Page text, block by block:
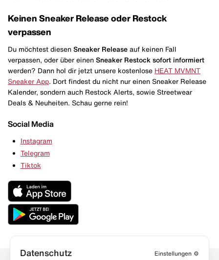
Keinen Sneaker Release oder Restock
verpassen
Du möchtest diesen Sneaker Release auf keinen Fall
verpassen, oder über einen Sneaker Restock sofort informiert
werden? Dann hol dir jetzt unsere kostenlose HEAT MVMNT
Sneaker App . Dort findest du nicht nur einen Sneaker Release
Kalender, sondern auch Restock Alerts, sowie Streetwear
Deals & Neuheiten. Schau gerne rein!
Social Media
Instagram
Telegram
Tiktok
Datenschutz Einstellungen ⚙️